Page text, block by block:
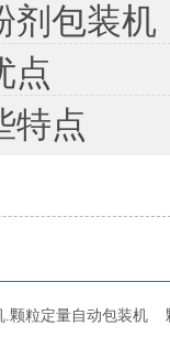
剂包装机
点
特点
颗粒定量自动包装机